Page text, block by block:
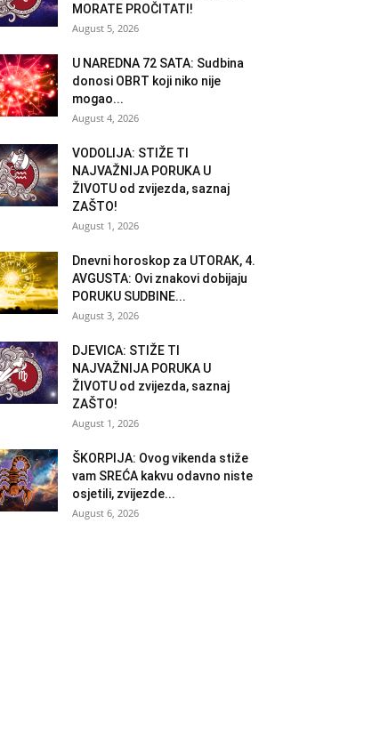
MORATE PROČITATI!
August 5, 2026
U NAREDNA 72 SATA: Sudbina
donosi OBRT koji niko nije
mogao...
August 4, 2026
VODOLIJA: STIŽE TI
NAJVAŽNIJA PORUKA U
ŽIVOTU od zvijezda, saznaj
ZAŠTO!
August 1, 2026
Dnevni horoskop za UTORAK, 4.
AVGUSTA: Ovi znakovi dobijaju
PORUKU SUDBINE...
August 3, 2026
DJEVICA: STIŽE TI
NAJVAŽNIJA PORUKA U
ŽIVOTU od zvijezda, saznaj
ZAŠTO!
August 1, 2026
ŠKORPIJA: Ovog vikenda stiže
vam SREĆA kakvu odavno niste
osjetili, zvijezde...
August 6, 2026